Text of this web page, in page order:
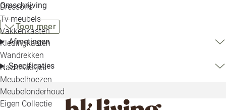
Dressoirs
Tv meubels
Vakkenkasten
Kledingkasten
Wandrekken
Nachtkastjes
Meubelhoezen
Meubelonderhoud
Eigen Collectie
Omschrijving
Toon meer
Afmetingen
Specificaties